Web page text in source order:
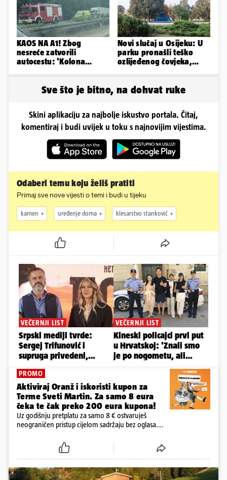
KAOS NA A1! Zbog
nesreće zatvorili
autocestu: 'Kolona
Novi slučaj u Osijeku: U
parku pronašli teško
ozlijeđenog čovjeka,
Sve što je bitno, na dohvat ruke
Skini aplikaciju za najbolje iskustvo portala. Čitaj,
komentiraj i budi uvijek u toku s najnovijim vijestima.
Odaberi temu koju želiš pratiti
Primaj sve nove vijesti o temi i budi u tijeku
kamen uređenje doma klesarstvo stanković
PROMO
Aktiviraj Oranž i iskoristi kupon za
Terme Sveti Martin. Za samo 8 eura
čeka te čak preko 200 eura kupona!
Uz godišnju pretplatu za samo 8 € ostvaruješ
neograničen pristup cijelom sadržaju bez oglasa.
dnevne e-novine 24sata i tjednika Express. Ali ni to